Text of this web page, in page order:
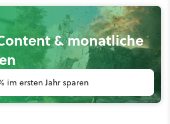
& monatliche
im ersten Jahr sparen